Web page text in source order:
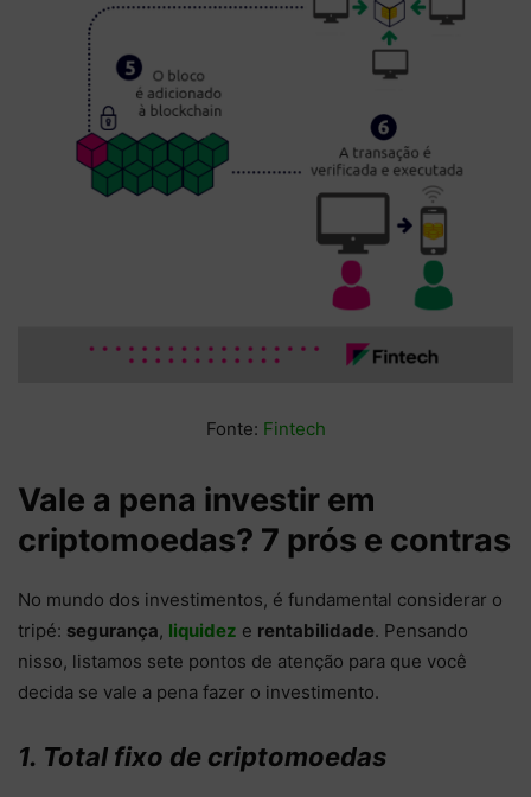
Fonte: Fintech
Vale a pena investir em
criptomoedas? 7 prós e contras
No mundo dos investimentos, é fundamental considerar o
tripé: segurança, liquidez e rentabilidade. Pensando
nisso, listamos sete pontos de atenção para que você
decida se vale a pena fazer o investimento.
1. Total fixo de criptomoedas